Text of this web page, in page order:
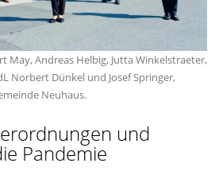
May, Andreas Helbig, Jutta Winkelstraeter,
Norbert Dünkel und Josef Springer,
Neuhaus.
und
Pandemie